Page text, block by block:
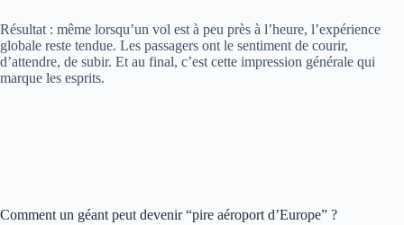
Résultat : même lorsqu’un vol est à peu près à l’heure, l’expérience
globale reste tendue. Les passagers ont le sentiment de courir,
d’attendre, de subir. Et au final, c’est cette impression générale qui
marque les esprits.
Comment un géant peut devenir “pire aéroport d’Europe” ?